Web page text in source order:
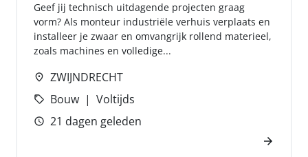
Geef jij technisch uitdagende projecten graag
vorm? Als monteur industriële verhuis verplaats en
installeer je zwaar en omvangrijk rollend materieel,
zoals machines en volledige...
ZWIJNDRECHT
Bouw
Voltijds
21 dagen geleden